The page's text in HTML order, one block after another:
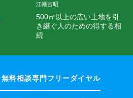
江幡吉昭
500㎡以上の広い土地を引
き継ぐ人のための得する相
続